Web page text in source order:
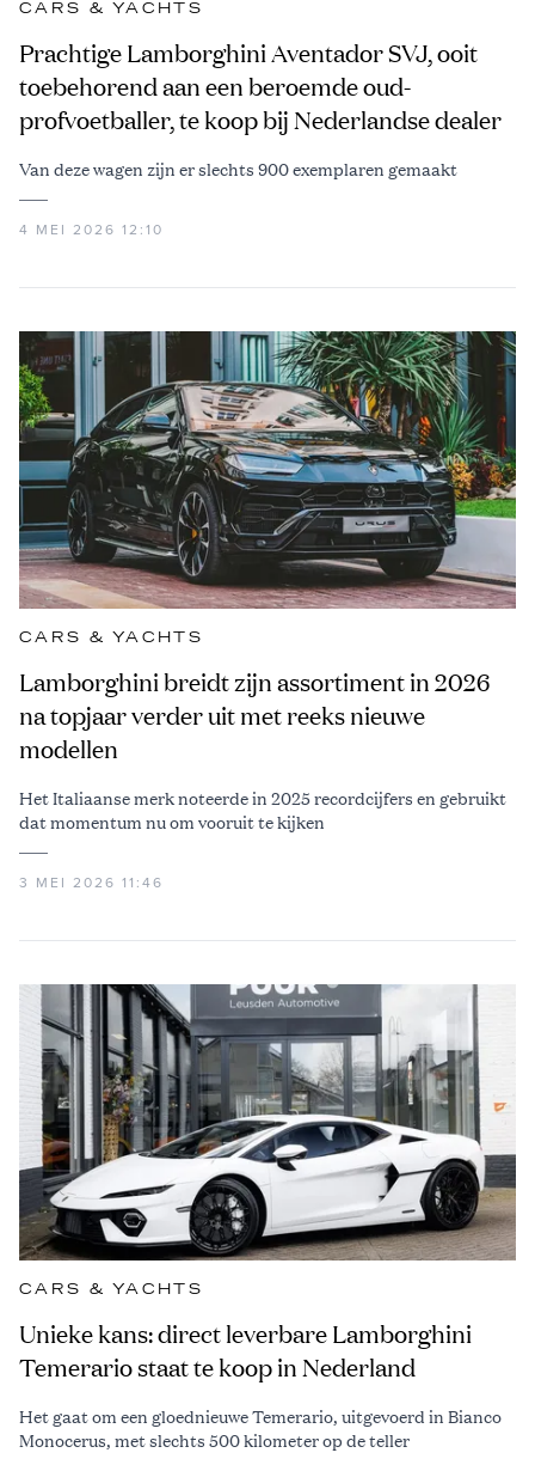
CARS & YACHTS
Prachtige Lamborghini Aventador SVJ, ooit
toebehorend aan een beroemde oud-
profvoetballer, te koop bij Nederlandse dealer
Van deze wagen zijn er slechts 900 exemplaren gemaakt
4 MEI 2026 12:10
CARS & YACHTS
Lamborghini breidt zijn assortiment in 2026
na topjaar verder uit met reeks nieuwe
modellen
Het Italiaanse merk noteerde in 2025 recordcijfers en gebruikt
dat momentum nu om vooruit te kijken
3 MEI 2026 11:46
CARS & YACHTS
Unieke kans: direct leverbare Lamborghini
Temerario staat te koop in Nederland
Het gaat om een gloednieuwe Temerario, uitgevoerd in Bianco
Monocerus, met slechts 500 kilometer op de teller